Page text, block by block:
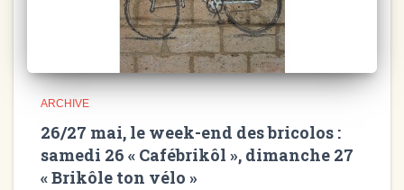
ARCHIVE
26/27 mai, le week-end des bricolos :
samedi 26 « Cafébrikôl », dimanche 27
« Brikôle ton vélo »